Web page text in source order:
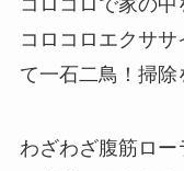
コロコロエクサ
て一石二鳥！掃除
わざわざ腹筋ロー